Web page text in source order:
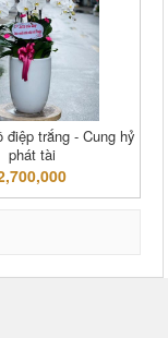
điệp trắng - Cung hỷ
phát tài